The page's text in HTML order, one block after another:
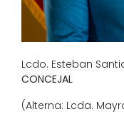
Lcdo. Esteban
CONCEJAL
(Alterna: Lcda.